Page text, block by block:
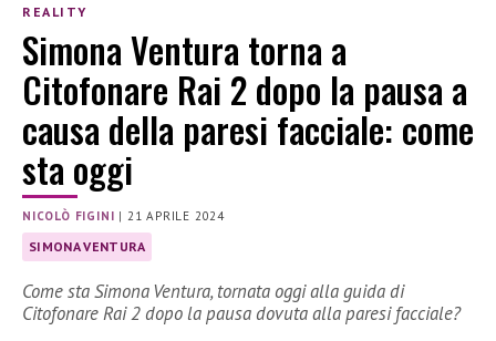
REALITY
Simona Ventura torna a
Citofonare Rai 2 dopo la pausa a
causa della paresi facciale: come
sta oggi
NICOLÒ FIGINI | 21 APRILE 2024
SIMONA VENTURA
Come sta Simona Ventura, tornata oggi alla guida di
Citofonare Rai 2 dopo la pausa dovuta alla paresi facciale?